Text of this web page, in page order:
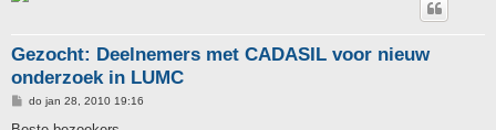
Gezocht: Deelnemers met CADASIL voor nieuw
onderzoek in LUMC
B
r
do jan 28, 2010 19:16